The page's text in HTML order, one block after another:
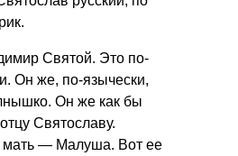
Святой. Это по-
Он же, по-язычески,
Он же как бы
Святославу.
мать — Малуша. Вот ее